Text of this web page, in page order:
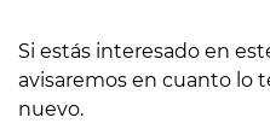
Si estás interesado en
avisaremos en cuanto lo
nuevo.